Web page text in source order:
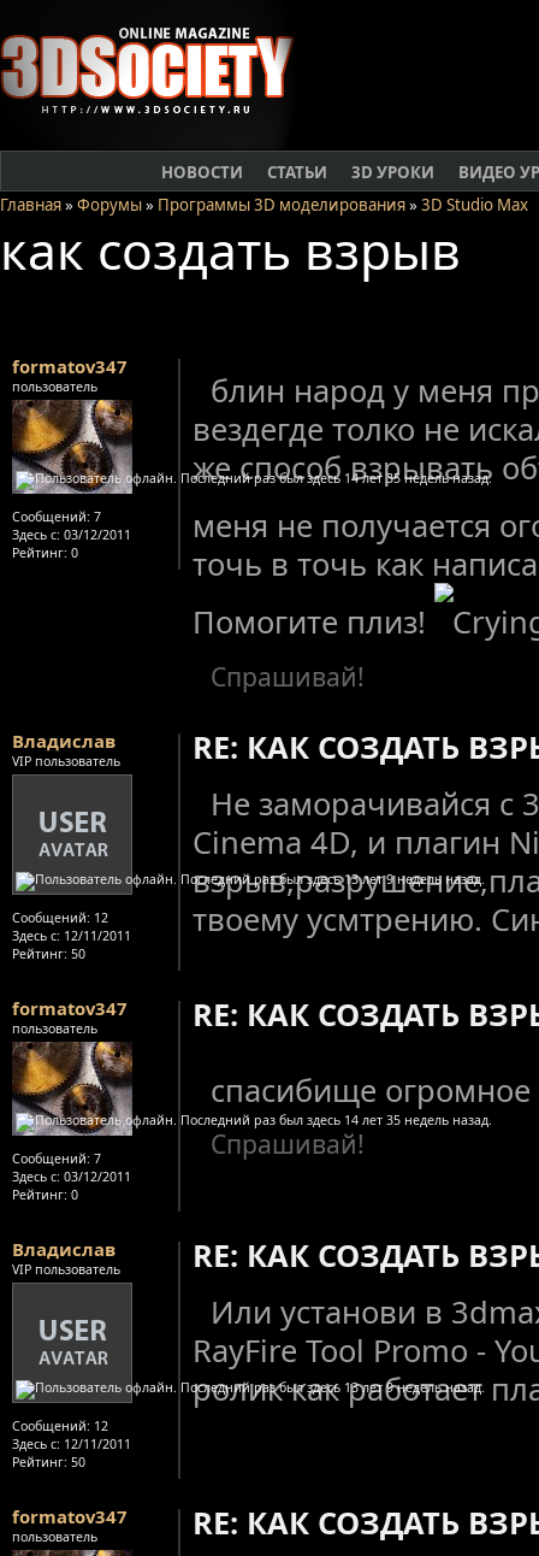
НОВОСТИ СТАТЬИ 3D УРОКИ
ВИДЕО
Главная» Форумы» Программы 3D моделирования» 3D Studio Max
как создать взрыв
formatov347
пользователь
Сообщений: 7
Здесь с: 03/12/2011
Рейтинг: 0
блин народ у меня
вездегде толко не
же способ взрывать
меня не получается
точь в точь как
Помогите плиз!
Спрашивай!
Владислав
VIP пользователь
Сообщений: 12
Здесь с: 12/11/2011
Рейтинг: 50
RE: КАК СОЗДАТЬ
Не заморачивайся с
Cinema 4D, и плагин
твоему усмтрению.
formatov347
пользователь
Сообщений: 7
Здесь с: 03/12/2011
Рейтинг: 0
RE: КАК СОЗДАТЬ
спасибище
Спрашивай!
Владислав
VIP пользователь
Сообщений: 12
Здесь с: 12/11/2011
Рейтинг: 50
RE: КАК СОЗДАТЬ
Или установи в
RayFire Tool Promo -
ролик как работает
formatov347
пользователь
RE: КАК СОЗДАТЬ